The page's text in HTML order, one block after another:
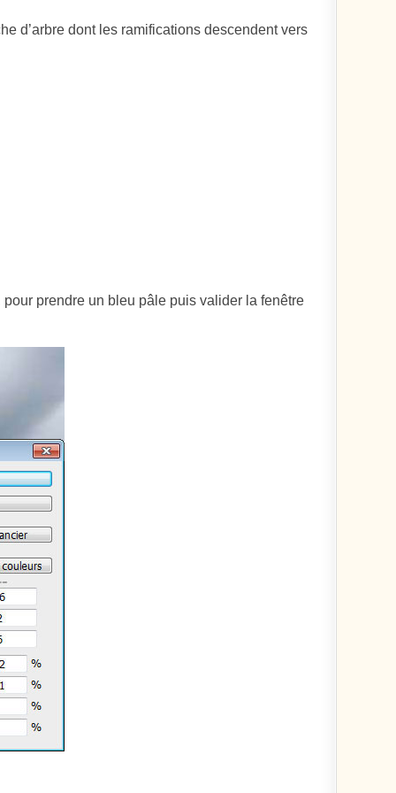
d’arbre dont les ramifications descendent vers
prendre un bleu pâle puis valider la fenêtre